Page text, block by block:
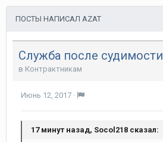
ПОСТЫ НАПИСАЛ AZAT
Служба после судимости
в Контрактникам
Июнь 12, 2017 ·
17 минут назад, Socol218 сказал: